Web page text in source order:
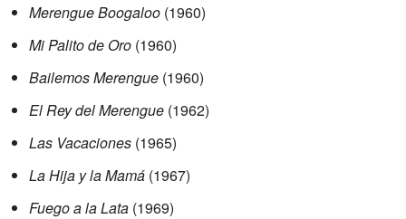
Merengue Boogaloo (1960)
Mi Palito de Oro (1960)
Bailemos Merengue (1960)
El Rey del Merengue (1962)
Las Vacaciones (1965)
La Hija y la Mamá (1967)
Fuego a la Lata (1969)